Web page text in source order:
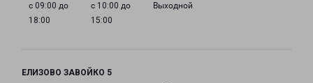
с 09:00 до
18:00
с 10:00 до
15:00
Выходной
ЕЛИЗОВО ЗАВОЙКО 5